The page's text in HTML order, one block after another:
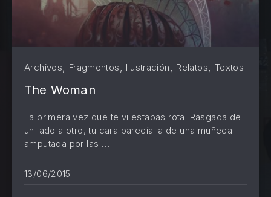
Archivos, Fragmentos, Ilustración, Relatos, Textos
The Woman
La primera vez que te vi estabas rota. Rasgada de
un lado a otro, tu cara parecía la de una muñeca
amputada por las …
13/06/2015
PREVIOUS